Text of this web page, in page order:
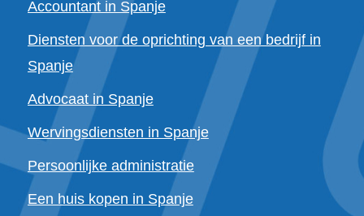
Accountant in Spanje
Diensten voor de oprichting van een bedrijf in
Spanje
Advocaat in Spanje
Wervingsdiensten in Spanje
Persoonlijke administratie
Een huis kopen in Spanje